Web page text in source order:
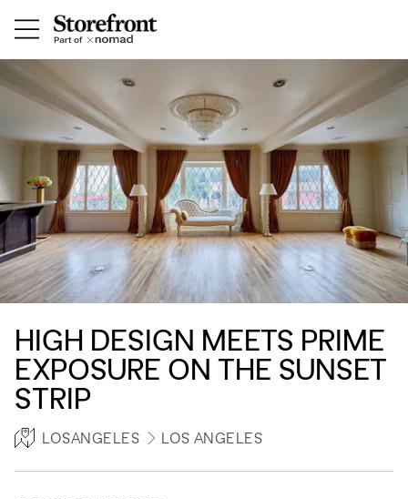
HIGH DESIGN MEETS PRIME
EXPOSURE ON THE SUNSET
STRIP
LOSANGELES LOS ANGELES